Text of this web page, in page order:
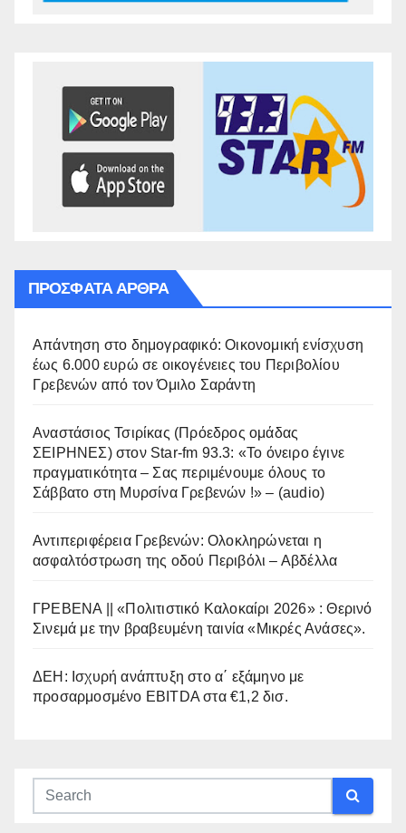
ΠΡΌΣΦΑΤΑ ΆΡΘΡΑ
Απάντηση στο δημογραφικό: Οικονομική ενίσχυση
έως 6.000 ευρώ σε οικογένειες του Περιβολίου
Γρεβενών από τον Όμιλο Σαράντη
Αναστάσιος Τσιρίκας (Πρόεδρος ομάδας
ΣΕΙΡΗΝΕΣ) στον Star-fm 93.3: «Το όνειρο έγινε
πραγματικότητα – Σας περιμένουμε όλους το
Σάββατο στη Μυρσίνα Γρεβενών !» – (audio)
Αντιπεριφέρεια Γρεβενών: Ολοκληρώνεται η
ασφαλτόστρωση της οδού Περιβόλι – Αβδέλλα
ΓΡΕΒΕΝΑ || «Πολιτιστικό Καλοκαίρι 2026» : Θερινό
Σινεμά με την βραβευμένη ταινία «Μικρές Ανάσες».
ΔΕΗ: Ισχυρή ανάπτυξη στο α΄ εξάμηνο με
προσαρμοσμένο EBITDA στα €1,2 δισ.